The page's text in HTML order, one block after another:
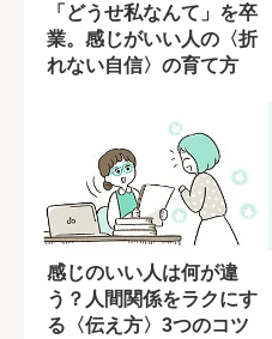
「どうせ私なんて」を卒
業。感じがいい人の〈折
れない自信〉の育て方
感じのいい人は何が違
う？人間関係をラクにす
る〈伝え方〉3つのコツ